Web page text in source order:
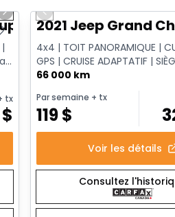
Next slide
|
tx
$
Previous slide
2021 Jeep Grand
4x4 | TOIT PANORAMIQUE |
GPS | CRUISE ADAPTATIF |
| HAYON ÉLECTRIQUE
66 000 km
Par semaine + tx
119$
Voir les détails
Consultez